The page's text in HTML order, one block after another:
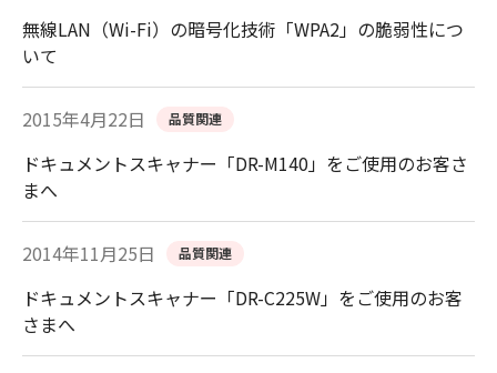
無線LAN（Wi-Fi）の暗号化技術「WPA2」の脆弱性につ
いて
2015年4月22日 品質関連
ドキュメントスキャナー「DR-M140」をご使用のお客さ
まへ
2014年11月25日 品質関連
ドキュメントスキャナー「DR-C225W」をご使用のお客
さまへ